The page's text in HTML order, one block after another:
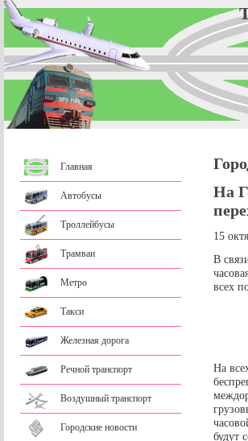
Главная
Автобусы
Троллейбусы
Трамваи
Метро
Такси
Железная дорога
Речной транспорт
Воздушный транспорт
Городские новости
На
15
В
всех
На
будут